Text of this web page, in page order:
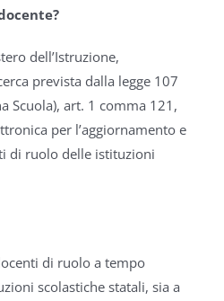
dell’Istruzione,
prevista dalla legge 107
Scuola), art. 1 comma 121,
per l’aggiornamento e
di ruolo delle istituzioni
di ruolo a tempo
scolastiche statali, sia a